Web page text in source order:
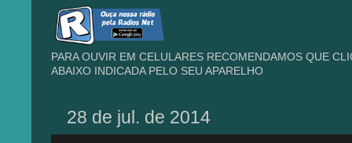
PARA OUVIR EM CELULARES RECOMENDAMOS QUE
ABAIXO INDICADA PELO SEU APARELHO
28 de jul. de 2014